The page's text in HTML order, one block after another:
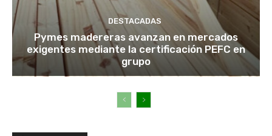
DESTACADAS
Pymes madereras avanzan en mercados
exigentes mediante la certificación PEFC en
grupo